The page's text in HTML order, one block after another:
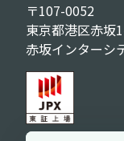
〒107-0052
東京都港区赤坂
赤坂インターシ